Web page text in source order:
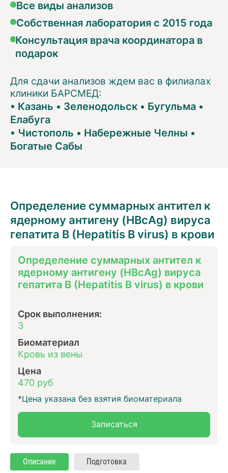
Все виды анализов
Собственная лаборатория с 2015 года
Консультация врача координатора в
подарок
Для сдачи анализов ждем вас в филиалах
клиники БАРСМЕД:
• Казань • Зеленодольск • Бугульма •
Елабуга
• Чистополь • Набережные Челны •
Богатые Сабы
Определение суммарных антител к
ядерному антигену (HBcAg) вируса
гепатита B (Hepatitis B virus) в крови
Определение суммарных антител к
ядерному антигену (HBcAg) вируса
гепатита B (Hepatitis B virus) в крови
Срок выполнения:
3
Биоматериал
Кровь из вены
Цена
470 руб
*Цена указана без взятия биоматериала
Записаться
Описание Подготовка